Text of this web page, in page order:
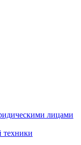
лицами
техники